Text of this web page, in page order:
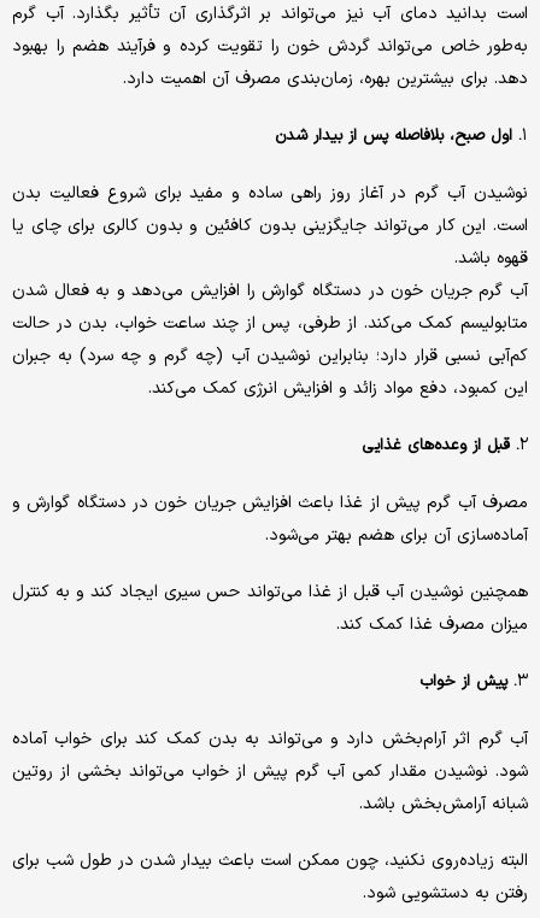
است بدانید دمای آب نیز می‌تواند بر اثرگذاری آن تأثیر بگذارد. آب گرم
به‌طور خاص می‌تواند گردش خون را تقویت کرده و فرآیند هضم را بهبود
دهد. برای بیشترین بهره، زمان‌بندی مصرف آن اهمیت دارد.
۱. اول صبح، بلافاصله پس از بیدار شدن
نوشیدن آب گرم در آغاز روز راهی ساده و مفید برای شروع فعالیت بدن
است. این کار می‌تواند جایگزینی بدون کافئین و بدون کالری برای چای یا
قهوه باشد.
آب گرم جریان خون در دستگاه گوارش را افزایش می‌دهد و به فعال شدن
متابولیسم کمک می‌کند. از طرفی، پس از چند ساعت خواب، بدن در حالت
کم‌آبی نسبی قرار دارد؛ بنابراین نوشیدن آب (چه گرم و چه سرد) به جبران
این کمبود، دفع مواد زائد و افزایش انرژی کمک می‌کند.
۲. قبل از وعده‌های غذایی
مصرف آب گرم پیش از غذا باعث افزایش جریان خون در دستگاه گوارش و
آماده‌سازی آن برای هضم بهتر می‌شود.
همچنین نوشیدن آب قبل از غذا می‌تواند حس سیری ایجاد کند و به کنترل
میزان مصرف غذا کمک کند.
۳. پیش از خواب
آب گرم اثر آرام‌بخش دارد و می‌تواند به بدن کمک کند برای خواب آماده
شود. نوشیدن مقدار کمی آب گرم پیش از خواب می‌تواند بخشی از روتین
شبانه آرامش‌بخش باشد.
البته زیاده‌روی نکنید، چون ممکن است باعث بیدار شدن در طول شب برای
رفتن به دستشویی شود.